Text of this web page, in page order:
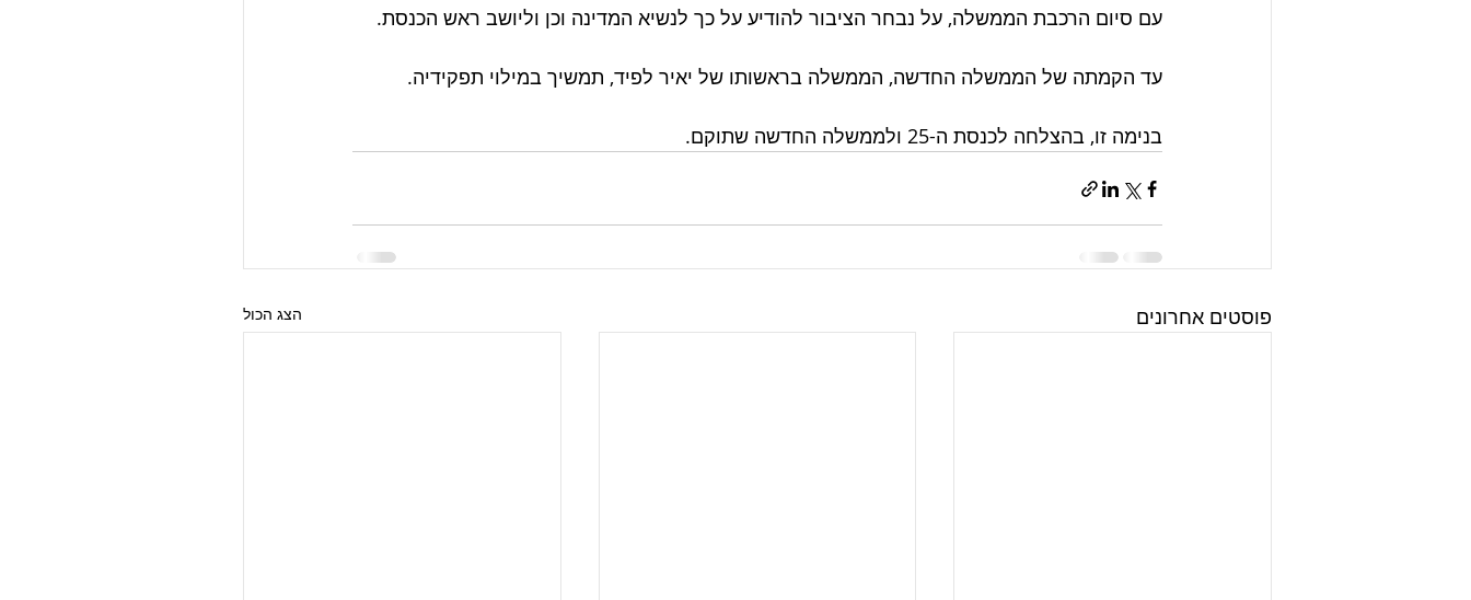
עם סיום הרכבת הממשלה, על נבחר הציבור להודיע על כך לנשיא המדינה וכן וליושב ראש הכנסת.
עד הקמתה של הממשלה החדשה, הממשלה בראשותו של יאיר לפיד, תמשיך במילוי תפקידיה.
בנימה זו, בהצלחה לכנסת ה-25 ולממשלה החדשה שתוקם.
פוסטים אחרונים הצג הכול